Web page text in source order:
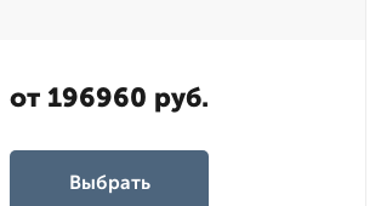
от 196960 руб.
Выбрать